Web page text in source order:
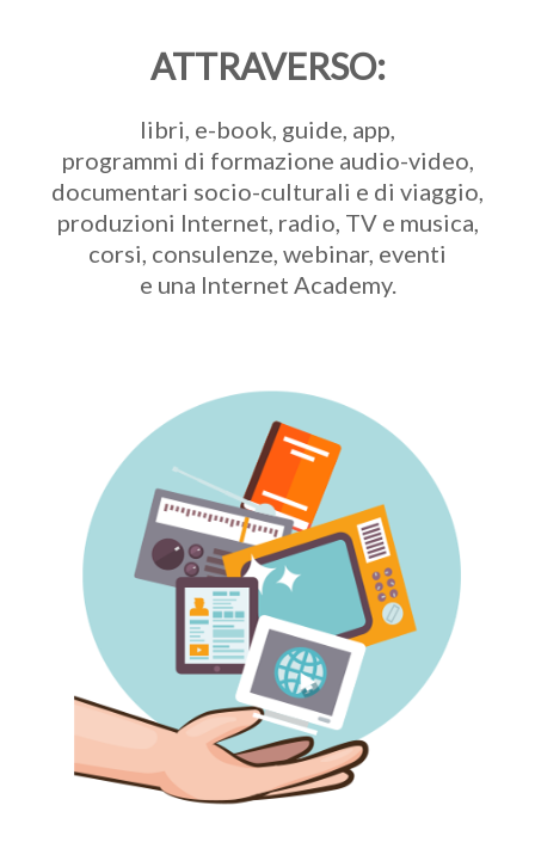
ATTRAVERSO:
libri, e-book, guide, app,
programmi di formazione audio-video,
documentari socio-culturali e di viaggio,
produzioni Internet, radio, TV e musica,
corsi, consulenze, webinar, eventi
e una Internet Academy.